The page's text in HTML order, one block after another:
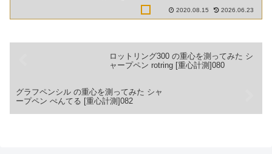
2020.08.15 2026.06.23
ロットリング300 の重心を測ってみた シ
ャープペン rotring [重心計測]080
グラフペンシル の重心を測ってみた シャ
ープペン ぺんてる [重心計測]082